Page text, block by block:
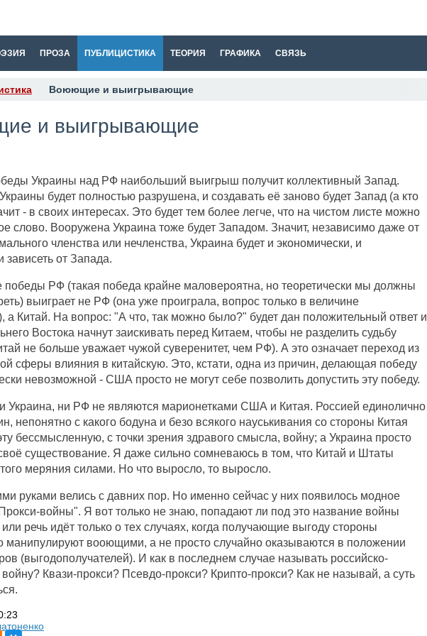
ПРОЗА ПУБЛИЦИСТИКА ТЕОРИЯ ГРАФИКА СВЯЗЬ
Воюющие и выигрывающие
и выигрывающие
Украины над РФ наибольший выигрыш получит коллективный Запад.
будет полностью разрушена, и создавать её заново будет Запад (а кто
- в своих интересах. Это будет тем более легче, что на чистом листе можно
слово. Вооружена Украина тоже будет Западом. Значит, независимо даже от
членства или нечленства, Украина будет и экономически, и
зависеть от Запада.
победы РФ (такая победа крайне маловероятна, но теоретически мы должны
выиграет не РФ (она уже проиграла, вопрос только в величине
а Китай. На вопрос: "А что, так можно было?" будет дан положительный ответ и
Востока начнут заискивать перед Китаем, чтобы не разделить судьбу
не больше уважает чужой суверенитет, чем РФ). А это означает переход из
сферы влияния в китайскую. Это, кстати, одна из причин, делающая победу
невозможной - США просто не могут себе позволить допустить эту победу.
Украина, ни РФ не являются марионетками США и Китая. Россией единолично
непонятно с какого бодуна и безо всякого науськивания со стороны Китая
бессмысленную, с точки зрения здравого смысла, войну; а Украина просто
существование. Я даже сильно сомневаюсь в том, что Китай и Штаты
меряния силами. Но что выросло, то выросло.
руками велись с давних пор. Но именно сейчас у них появилось модное
войны". Я вот только не знаю, попадают ли под это название войны
речь идёт только о тех случаях, когда получающие выгоду стороны
манипулируют вооющими, а не просто случайно оказываются в положении
(выгодополучателей). И как в последнем случае называть российско-
Квази-прокси? Псевдо-прокси? Крипто-прокси? Как не называй, а суть